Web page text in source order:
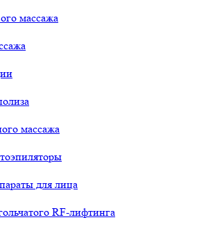
массажа
массажа
для лица
RF-лифтинга